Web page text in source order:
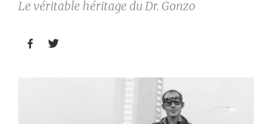
Le véritable héritage du Dr. Gonzo
 